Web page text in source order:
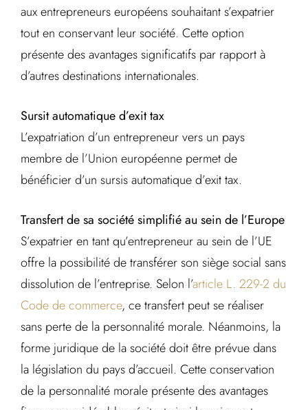
aux entrepreneurs européens souhaitant s’expatrier
tout en conservant leur société. Cette option
présente des avantages significatifs par rapport à
d’autres destinations internationales.
Sursit automatique d’exit tax
L’expatriation d’un entrepreneur vers un pays
membre de l’Union européenne permet de
bénéficier d’un sursis automatique d’exit tax.
Transfert de sa société simplifié au sein de l’Europe
S’expatrier en tant qu’entrepreneur au sein de l’UE
offre la possibilité de transférer son siège social sans
dissolution de l’entreprise. Selon l’article L. 229-2 du
Code de commerce, ce transfert peut se réaliser
sans perte de la personnalité morale. Néanmoins, la
forme juridique de la société doit être prévue dans
la législation du pays d’accueil. Cette conservation
de la personnalité morale présente des avantages